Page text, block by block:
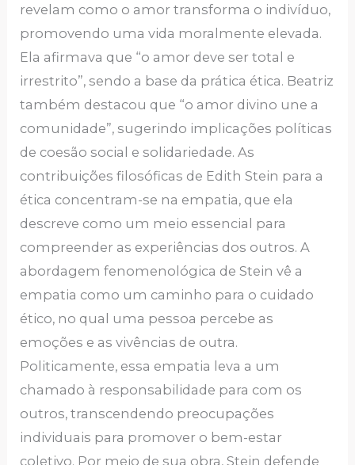
revelam como o amor transforma o indivíduo,
promovendo uma vida moralmente elevada.
Ela afirmava que “o amor deve ser total e
irrestrito”, sendo a base da prática ética. Beatriz
também destacou que “o amor divino une a
comunidade”, sugerindo implicações políticas
de coesão social e solidariedade. As
contribuições filosóficas de Edith Stein para a
ética concentram-se na empatia, que ela
descreve como um meio essencial para
compreender as experiências dos outros. A
abordagem fenomenológica de Stein vê a
empatia como um caminho para o cuidado
ético, no qual uma pessoa percebe as
emoções e as vivências de outra.
Politicamente, essa empatia leva a um
chamado à responsabilidade para com os
outros, transcendendo preocupações
individuais para promover o bem-estar
coletivo. Por meio de sua obra, Stein defende